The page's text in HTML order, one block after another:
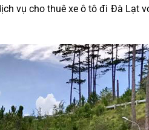
vụ cho thuê xe ô tô đi Đà Lạt